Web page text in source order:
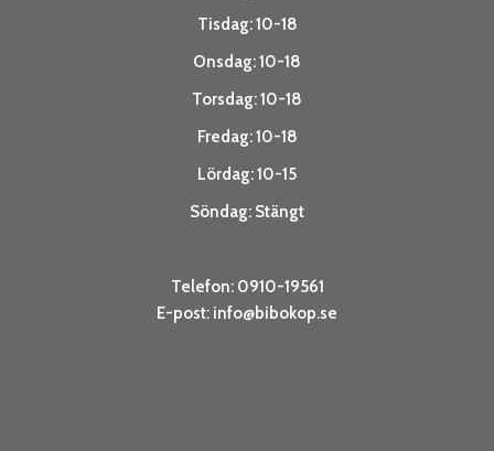
Tisdag: 10-18
Onsdag: 10-18
Torsdag: 10-18
Fredag: 10-18
Lördag: 10-15
Söndag: Stängt
Telefon: 0910-19561
E-post: info@bibokop.se